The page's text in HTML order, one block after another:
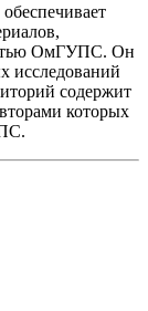
ОмГУПС. Он
исследований
содержит
которых